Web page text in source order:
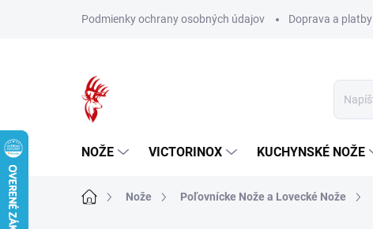
Podmienky ochrany osobných údajov Doprava a platby
NOŽE VICTORINOX KUCHYNSKÉ NOŽE
DomovNože Poľovnícke Nože a Lovecké Nože